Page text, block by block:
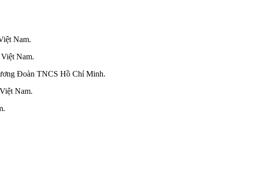
Nam.
Nam.
Đoàn TNCS Hồ Chí Minh.
Nam.